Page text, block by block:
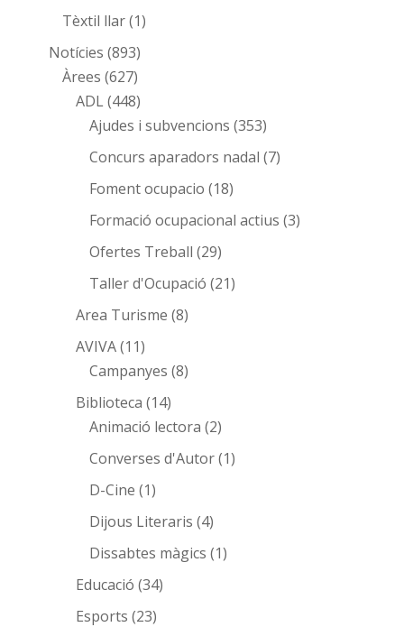
Tèxtil llar(1)
Notícies (893)
Àrees (627)
ADL(448)
Ajudes i subvencions (353)
Concurs aparadors nadal (7)
Foment ocupacio (18)
Formació ocupacional actius (3)
Ofertes Treball (29)
Taller d'Ocupació (21)
Area Turisme (8)
AVIVA(11)
Campanyes (8)
Biblioteca (14)
Animació lectora (2)
Converses d'Autor(1)
D-Cine (1)
Dijous Literaris (4)
Dissabtes màgics (1)
Educació (34)
Esports (23)